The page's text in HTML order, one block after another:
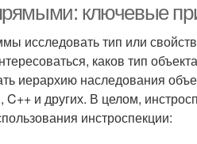
ключевые
исследовать тип или
каков тип
иерархию наследования
C++ и других. В целом,
инстроспекции: